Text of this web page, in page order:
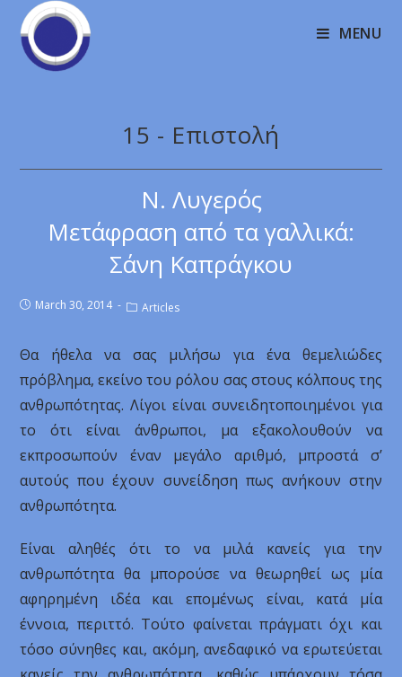
MENU
15 - Επιστολή
Ν. Λυγερός
Μετάφραση από τα γαλλικά:
Σάνη Καπράγκου
March 30, 2014 Articles
Θα ήθελα να σας μιλήσω για ένα θεμελιώδες
πρόβλημα, εκείνο του ρόλου σας στους κόλπους της
ανθρωπότητας. Λίγοι είναι συνειδητοποιημένοι για
το ότι είναι άνθρωποι, μα εξακολουθούν να
εκπροσωπούν έναν μεγάλο αριθμό, μπροστά σ’
αυτούς που έχουν συνείδηση πως ανήκουν στην
ανθρωπότητα.
Είναι αληθές ότι το να μιλά κανείς για την
ανθρωπότητα θα μπορούσε να θεωρηθεί ως μία
αφηρημένη ιδέα και επομένως είναι, κατά μία
έννοια, περιττό. Τούτο φαίνεται πράγματι όχι και
τόσο σύνηθες και, ακόμη, ανεδαφικό να ερωτεύεται